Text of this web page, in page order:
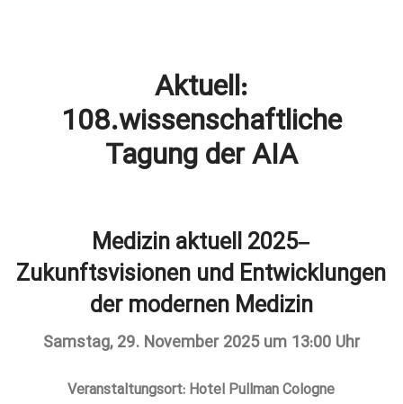
Aktuell:
108.wissenschaftliche
Tagung der AIA
Medizin aktuell 2025–
Zukunftsvisionen und Entwicklungen
der modernen Medizin
Samstag, 29. November 2025 um 13:00 Uhr
Veranstaltungsort: Hotel Pullman Cologne